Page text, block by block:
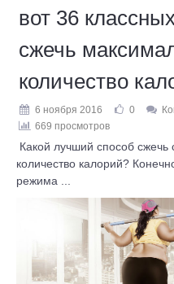
вот 36
сжечь
количество
6 ноября 2016 0
669 просмотров
Какой лучший способ
количество калорий?
режима ...